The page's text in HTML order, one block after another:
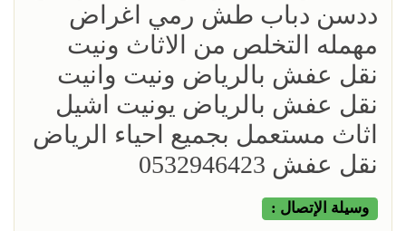
ددسن دباب طش رمي اغراض
مهمله التخلص من الاثاث ونيت
نقل عفش بالرياض ونيت وانيت
نقل عفش بالرياض يونيت اشيل
اثاث مستعمل بجميع احياء الرياض
نقل عفش 0532946423
وسيلة الإتصال :